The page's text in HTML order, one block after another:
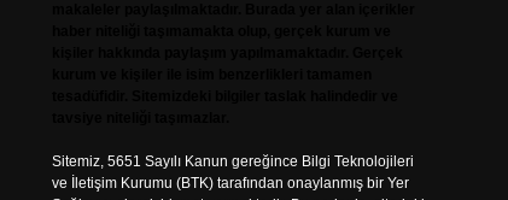
Sitemiz, 5651 Sayılı Kanun gereğince Bilgi Teknolojileri
ve İletişim Kurumu (BTK) tarafından onaylanmış bir Yer